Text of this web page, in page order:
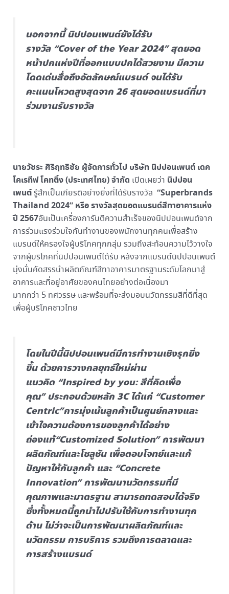
นอกจากนี้ นิปปอนเพนต์ยังได้รับ
รางวัล “Cover of the Year 2024” สุดยอด
หน้าปกแห่งปีที่ออกแบบปกได้สวยงาม มีความ
โดดเด่นสื่อถึงอัตลักษณ์แบรนด์ จนได้รับ
คะแนนโหวตสูงสุดจาก 26 สุดยอดแบรนด์ที่มา
ร่วมงานรับรางวัล
นายวัชระ ศิริฤทธิชัย ผู้จัดการทั่วไป บริษัท นิปปอนเพนต์ เดค
โคเรทีฟ โคทติ้ง (ประเทศไทย) จำกัด เปิดเผยว่า นิปปอน
เพนต์รู้สึกเป็นเกียรติอย่างยิ่งที่ได้รับรางวัล “Superbrands
Thailand 2024” หรือ รางวัลสุดยอดแบรนด์สีทาอาคารแห่ง
ปี 2567อันเป็นเครื่องการันตีความสำเร็จของนิปปอนเพนต์จาก
การร่วมแรงร่วมใจกันทำงานของพนักงานทุกคนเพื่อสร้าง
แบรนด์ให้ครองใจผู้บริโภคทุกกลุ่ม รวมถึงสะท้อนความไว้วางใจ
จากผู้บริโภคที่นิปปอนเพนต์ได้รับ หลังจากแบรนด์นิปปอนเพนต์
มุ่งมั่นคัดสรรนำผลิตภัณฑ์สีทาอาคารมาตรฐานระดับโลกมาสู่
อาคารและที่อยู่อาศัยของคนไทยอย่างต่อเนื่องมา
มากกว่า 5 ทศวรรษ และพร้อมที่จะส่งมอบนวัตกรรมสีที่ดีที่สุด
เพื่อผู้บริโภคชาวไทย
โดยในปีนี้นิปปอนเพนต์มีการทำงานเชิงรุกยิ่ง
ขึ้น ด้วยการวางกลยุทธ์ใหม่ผ่าน
แนวคิด “Inspired by you: สีที่คิดเพื่อ
คุณ” ประกอบด้วยหลัก 3C ได้แก่ “Customer
Centric”การมุ่งเน้นลูกค้าเป็นศูนย์กลางและ
เข้าใจความต้องการของลูกค้าได้อย่าง
ถ่องแท้“Customized Solution” การพัฒนา
ผลิตภัณฑ์และโซลูชัน เพื่อตอบโจทย์และแก้
ปัญหาให้กับลูกค้า และ “Concrete
Innovation” การพัฒนานวัตกรรมที่มี
คุณภาพและมาตรฐาน สามารถทดสอบได้จริง
ซึ่งทั้งหมดนี้ถูกนำไปปรับใช้กับการทำงานทุก
ด้าน ไม่ว่าจะเป็นการพัฒนาผลิตภัณฑ์และ
นวัตกรรม การบริการ รวมถึงการตลาดและ
การสร้างแบรนด์